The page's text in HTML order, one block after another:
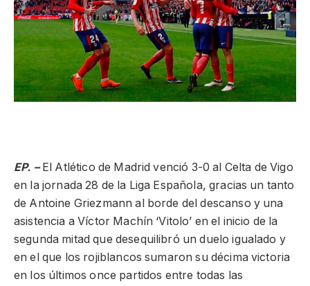
EP. – El Atlético de Madrid venció 3-0 al Celta de Vigo
en la jornada 28 de la Liga Española, gracias un tanto
de Antoine Griezmann al borde del descanso y una
asistencia a Víctor Machín ‘Vitolo’ en el inicio de la
segunda mitad que desequilibró un duelo igualado y
en el que los rojiblancos sumaron su décima victoria
en los últimos once partidos entre todas las